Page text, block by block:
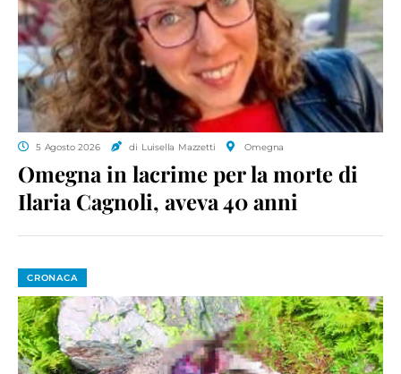
5 Agosto 2026 di Luisella Mazzetti Omegna
Omegna in lacrime per la morte di
Ilaria Cagnoli, aveva 40 anni
CRONACA